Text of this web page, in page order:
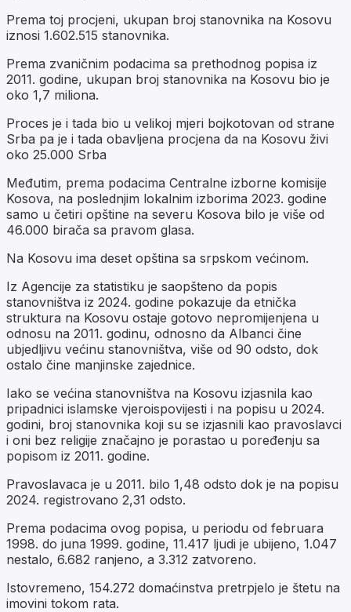
Prema toj procjeni, ukupan broj stanovnika na Kosovu
iznosi 1.602.515 stanovnika.
Prema zvaničnim podacima sa prethodnog popisa iz
2011. godine, ukupan broj stanovnika na Kosovu bio je
oko 1,7 miliona.
Proces je i tada bio u velikoj mjeri bojkotovan od strane
Srba pa je i tada obavljena procjena da na Kosovu živi
oko 25.000 Srba
Međutim, prema podacima Centralne izborne komisije
Kosova, na poslednjim lokalnim izborima 2023. godine
samo u četiri opštine na severu Kosova bilo je više od
46.000 birača sa pravom glasa.
Na Kosovu ima deset opština sa srpskom većinom.
Iz Agencije za statistiku je saopšteno da popis
stanovništva iz 2024. godine pokazuje da etnička
struktura na Kosovu ostaje gotovo nepromijenjena u
odnosu na 2011. godinu, odnosno da Albanci čine
ubjedljivu većinu stanovništva, više od 90 odsto, dok
ostalo čine manjinske zajednice.
Iako se većina stanovništva na Kosovu izjasnila kao
pripadnici islamske vjeroispovijesti i na popisu u 2024.
godini, broj stanovnika koji su se izjasnili kao pravoslavci
i oni bez religije značajno je porastao u poređenju sa
popisom iz 2011. godine.
Pravoslavaca je u 2011. bilo 1,48 odsto dok je na popisu
2024. registrovano 2,31 odsto.
Prema podacima ovog popisa, u periodu od februara
1998. do juna 1999. godine, 11.417 ljudi je ubijeno, 1.047
nestalo, 6.682 ranjeno, a 3.312 zatvoreno.
Istovremeno, 154.272 domaćinstva pretrpjelo je štetu na
imovini tokom rata.